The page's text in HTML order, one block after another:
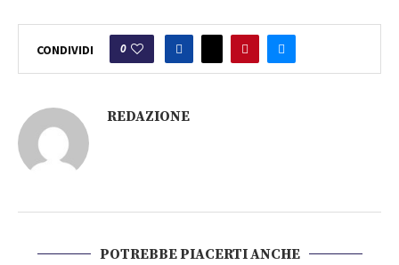
CONDIVIDI 0
REDAZIONE
POTREBBE PIACERTI ANCHE